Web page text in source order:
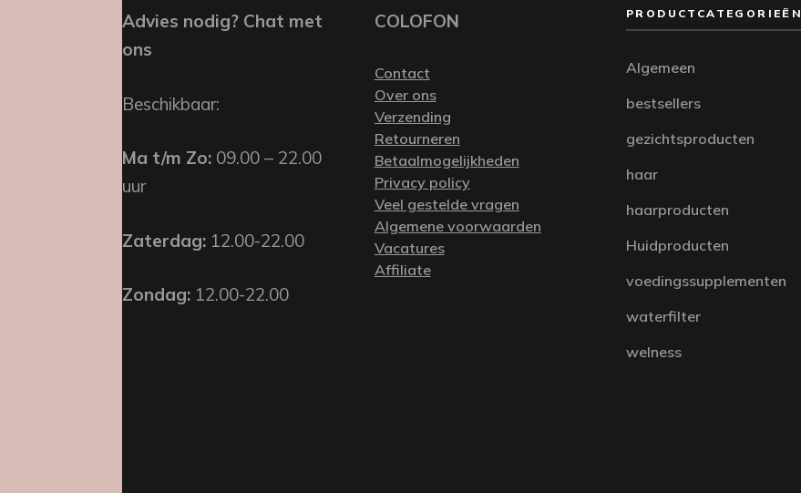
Advies nodig? Chat met
ons
Beschikbaar:
Ma t/m Zo: 09.00 – 22.00
uur
Zaterdag: 12.00-22.00
Zondag: 12.00-22.00
COLOFON
Contact
Over ons
Verzending
Retourneren
Betaalmogelijkheden
Privacy policy
Veel gestelde vragen
Algemene voorwaarden
Vacatures
Affiliate
PRODUCTCATEGORIEËN
Algemeen
bestsellers
gezichtsproducten
haar
haarproducten
Huidproducten
voedingssupplementen
waterfilter
welness